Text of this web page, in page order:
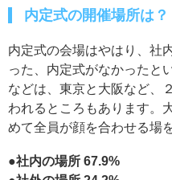
内定式の開催場所は？
内定式の会場はやはり、社
った、内定式がなかったと
などは、東京と大阪など、
われるところもあります。
めて全員が顔を合わせる場
●社内の場所 67.9%